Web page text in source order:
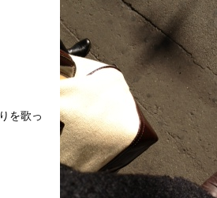
を歌っ